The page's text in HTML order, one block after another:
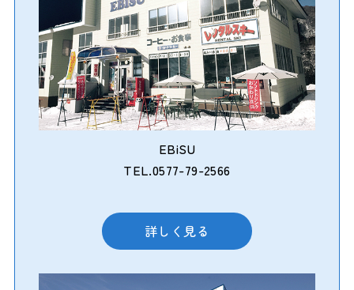
EBiSU
TEL.0577-79-2566
詳しく見る